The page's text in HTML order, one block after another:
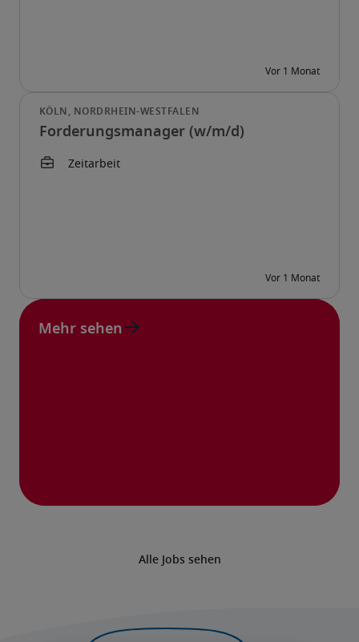
Alle Jobs sehen
Forderungsmanager (w/m/d)
Mehr sehen